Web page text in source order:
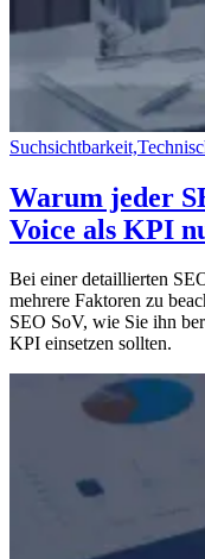
Suchsichtbarkeit,
Warum jeder
Voice als KPI
Bei einer detaillierten
mehrere Faktoren zu
SEO SoV, wie Sie ihn
KPI einsetzen sollten.